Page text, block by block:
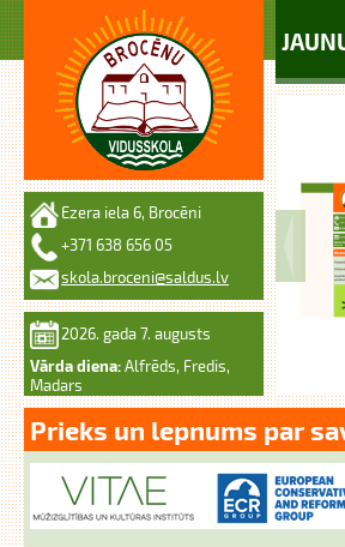
Ezera iela 6, Brocēni
+371 638 656 05
skola.broceni@saldus.lv
2026. gada 7. augusts
Vārda diena: Alfrēds, Fredis,
Madars
Prieks un lepnums par